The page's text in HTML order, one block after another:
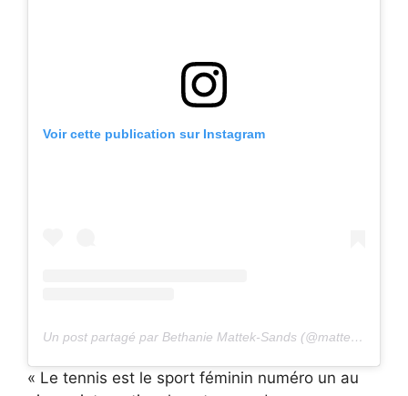
Voir cette publication sur Instagram
Un post partagé par Bethanie Mattek-Sands (@matteksands)
« Le tennis est le sport féminin numéro un au